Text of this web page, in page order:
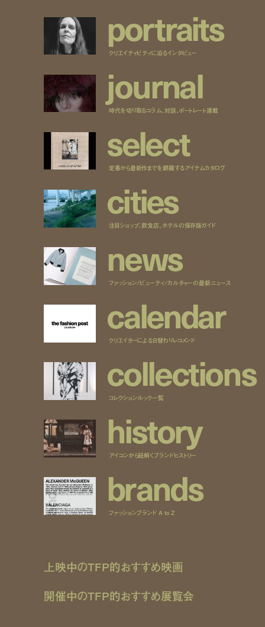
portraits
クリエイティビティに迫るインタビュー
journal
時代を切り取るコラム、対談、ポートレート連載
select
定番から最新作までを網羅するアイテムカタログ
cities
注目ショップ、飲食店、ホテルの保存版ガイド
news
ファッション/ビューティ/カルチャーの最新ニュース
calendar
クリエイターによる日替わりレコメンド
collections
コレクションルック一覧
history
アイコンから紐解くブランドヒストリー
brands
ファッションブランド A to Z
上映中のTFP的おすすめ映画
開催中のTFP的おすすめ展覧会